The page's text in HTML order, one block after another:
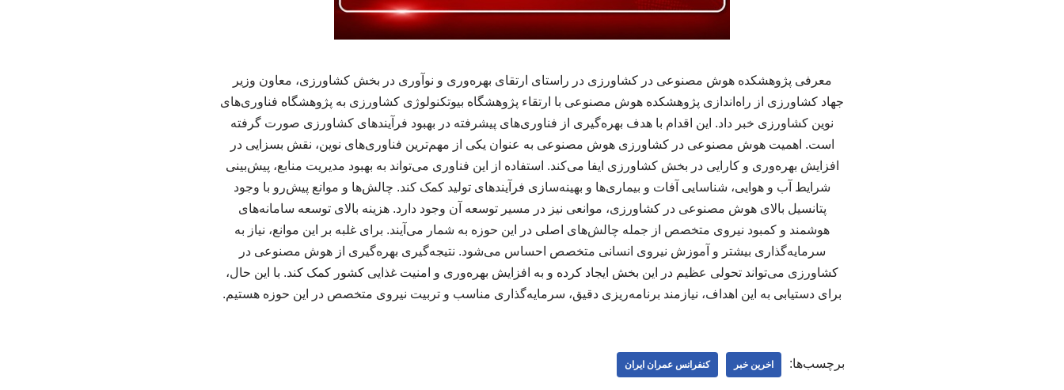
معرفی پژوهشکده هوش مصنوعی در کشاورزی در راستای ارتقای بهره‌وری و نوآوری در بخش کشاورزی، معاون وزیر
جهاد کشاورزی از راه‌اندازی پژوهشکده هوش مصنوعی با ارتقاء پژوهشگاه بیوتکنولوژی کشاورزی به پژوهشگاه فناوری‌های
نوین کشاورزی خبر داد. این اقدام با هدف بهره‌گیری از فناوری‌های پیشرفته در بهبود فرآیندهای کشاورزی صورت گرفته
است. اهمیت هوش مصنوعی در کشاورزی هوش مصنوعی به عنوان یکی از مهم‌ترین فناوری‌های نوین، نقش بسزایی در
افزایش بهره‌وری و کارایی در بخش کشاورزی ایفا می‌کند. استفاده از این فناوری می‌تواند به بهبود مدیریت منابع، پیش‌بینی
شرایط آب و هوایی، شناسایی آفات و بیماری‌ها و بهینه‌سازی فرآیندهای تولید کمک کند. چالش‌ها و موانع پیش‌رو با وجود
پتانسیل بالای هوش مصنوعی در کشاورزی، موانعی نیز در مسیر توسعه آن وجود دارد. هزینه بالای توسعه سامانه‌های
هوشمند و کمبود نیروی متخصص از جمله چالش‌های اصلی در این حوزه به شمار می‌آیند. برای غلبه بر این موانع، نیاز به
سرمایه‌گذاری بیشتر و آموزش نیروی انسانی متخصص احساس می‌شود. نتیجه‌گیری بهره‌گیری از هوش مصنوعی در
کشاورزی می‌تواند تحولی عظیم در این بخش ایجاد کرده و به افزایش بهره‌وری و امنیت غذایی کشور کمک کند. با این حال،
برای دستیابی به این اهداف، نیازمند برنامه‌ریزی دقیق، سرمایه‌گذاری مناسب و تربیت نیروی متخصص در این حوزه هستیم.
برچسب‌ها: اخرین خبر کنفرانس عمران ایران